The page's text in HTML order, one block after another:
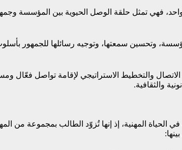
واحد، فهي تمثل حلقة الوصل الحيوية بين المؤسسة
وتحسين سمعتها، وتوجيه رسائلها للجمهور
الاتصال والتخطيط الاستراتيجي لإقامة تواصل فعّال
والثقافية.
المهنية، إذ إنها تُزوّد الطالب بمجموعة من